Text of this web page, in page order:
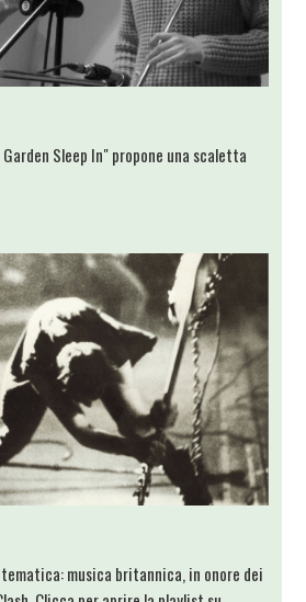
Sleep In" propone una scaletta
musica britannica, in onore dei